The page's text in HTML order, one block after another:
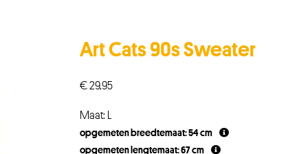
Art Cats 90s Sweater
€29,95
Maat: L
opgemeten breedtemaat: 54 cm
opgemeten lengtemaat: 67 cm